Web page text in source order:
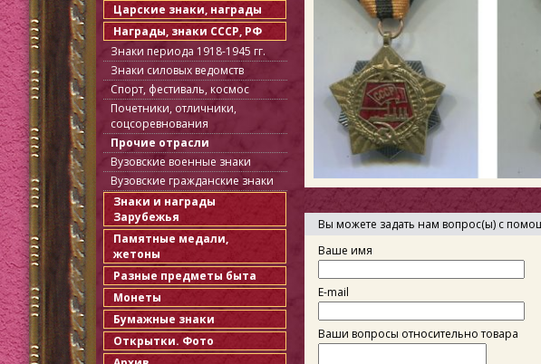
Царские знаки, награды
Награды, знаки СССР, РФ
Знаки периода 1918-1945 гг.
Знаки силовых ведомств
Спорт, фестиваль, космос
Почетники, отличники,
соцсоревнования
Прочие отрасли
Вузовские военные знаки
Вузовские гражданские знаки
Знаки и награды
Зарубежья
Памятные медали,
жетоны
Разные предметы быта
Монеты
Бумажные знаки
Открытки. Фото
Вы можете задать нам вопрос(ы) с
Ваше имя
E-mail
Ваши вопросы относительно товара